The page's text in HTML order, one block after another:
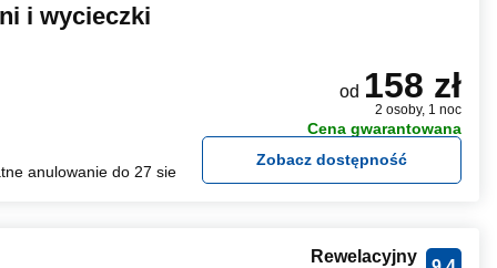
i wycieczki
anulowanie do 27 sie
od 158 zł
2 osoby, 1 noc
Cena gwarantowana
Zobacz dostępność
Rewelacyjny